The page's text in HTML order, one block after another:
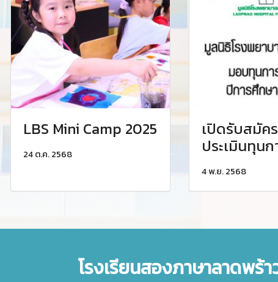
LBS Mini Camp 2025
24 ต.ค. 2568
เปิดรับสมัค
ประเมินทุน
4 พ.ย. 2568
โรงเรียนสองภาษาลาดพร้า